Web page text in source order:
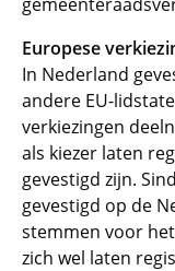
Europese
In Nederland
andere EU-
verkiezingen
als kiezer laten
gevestigd zijn.
gevestigd op de
stemmen voor het
zich wel laten